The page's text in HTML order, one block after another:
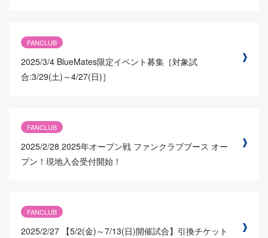
FANCLUB
2025/3/4 BlueMates限定イベント募集［対象試
合:3/29(土)～4/27(日)］
FANCLUB
2025/2/28 2025年オープン戦 ファンクラブブース オー
プン！現地入会受付開始！
FANCLUB
2025/2/27 【5/2(金)～7/13(日)開催試合】引換チケット